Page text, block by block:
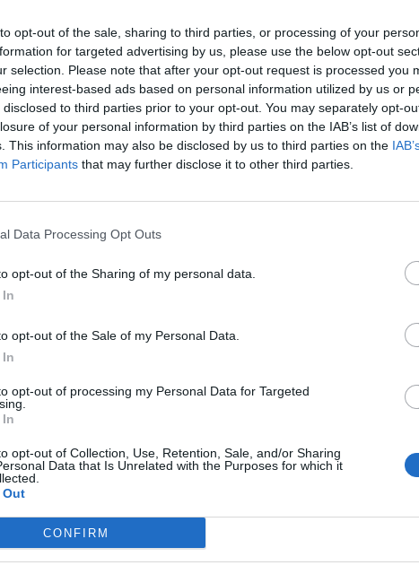
opt-out of the sale, sharing to third parties, or processing of your
for targeted advertising by us, please use the below opt-out
selection. Please note that after your opt-out request is processed you
interest-based ads based on personal information utilized by us or
disclosed to third parties prior to your opt-out. You may separately opt-
of your personal information by third parties on the IAB’s list of
This information may also be disclosed by us to third parties on the
Participants that may further disclose it to other third parties.
Data Processing Opt Outs
opt-out of the Sharing of my personal data.
opt-out of the Sale of my Personal Data.
opt-out of processing my Personal Data for Targeted
opt-out of Collection, Use, Retention, Sale, and/or Sharing
Data that Is Unrelated with the Purposes for which it
CONFIRM
i Tysværtunet.
sitt foredrag i Tysværtunet lørdag. Og vinneren ble: Hanne Øvrebø.
brifet med mye faktakunnskap rundt den tidlegere
i morgen.